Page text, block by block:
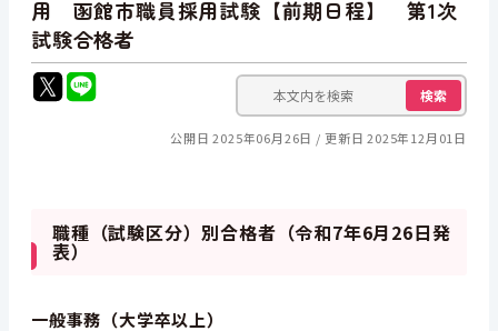
用 函館市職員採用試験【前期日程】 第1次
試験合格者
検索
公開日 2025年06月26日 更新日 2025年12月01日
職種（試験区分）別合格者（令和7年6月26日発
表）
一般事務（大学卒以上）